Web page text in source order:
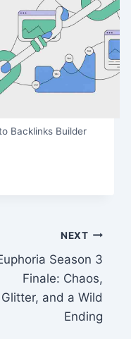
Backlinks Builder
NEXT
Season 3
Finale: Chaos,
Glitter, and a Wild
Ending